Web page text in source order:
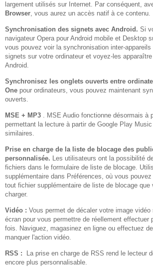
largement utilisés sur Internet. Par conséquent,
Browser, vous aurez un accès natif à ce contenu.
Synchronisation des signets avec Android. Si
navigateur Opera pour Android mobile et Desktop
vous pouvez voir la synchronisation inter-
signets sur votre ordinateur et voyez-les
Android.
Synchronisez les onglets ouverts entre
One pour ordinateurs, vous pouvez maintenant
ouverts.
MSE + MP3 . MSE Audio fonctionne désormais à
permettant la lecture à partir de Google Play
similaires.
Prise en charge de la liste de blocage des
personnalisée. Les utilisateurs ont la possibilité
fichiers dans le formulaire de liste de blocage.
supplémentaire dans Préférences, où vous
tout fichier supplémentaire de liste de blocage que
charger.
Vidéo : Vous permet de décaler votre image
écran pour vous permettre de réellement effectuer
fois. Naviguez, magasinez en ligne ou effectuez
manquer l'action vidéo.
RSS :
La prise en charge de RSS rend le lecteur
encore plus personnalisable.